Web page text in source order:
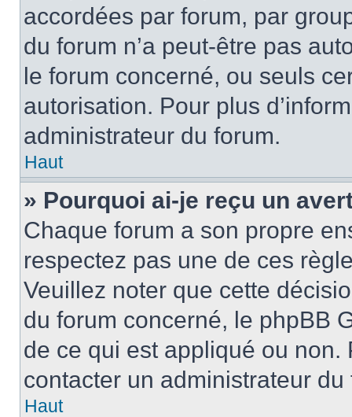
accordées par forum, par
du forum n’a peut-être pas
le forum concerné, ou seuls
autorisation. Pour plus
administrateur du forum.
Haut
» Pourquoi ai-je reçu un
Chaque forum a son propre
respectez pas une de ces
Veuillez noter que cette
du forum concerné, le phpBB
de ce qui est appliqué ou non.
contacter un administrateur du
Haut